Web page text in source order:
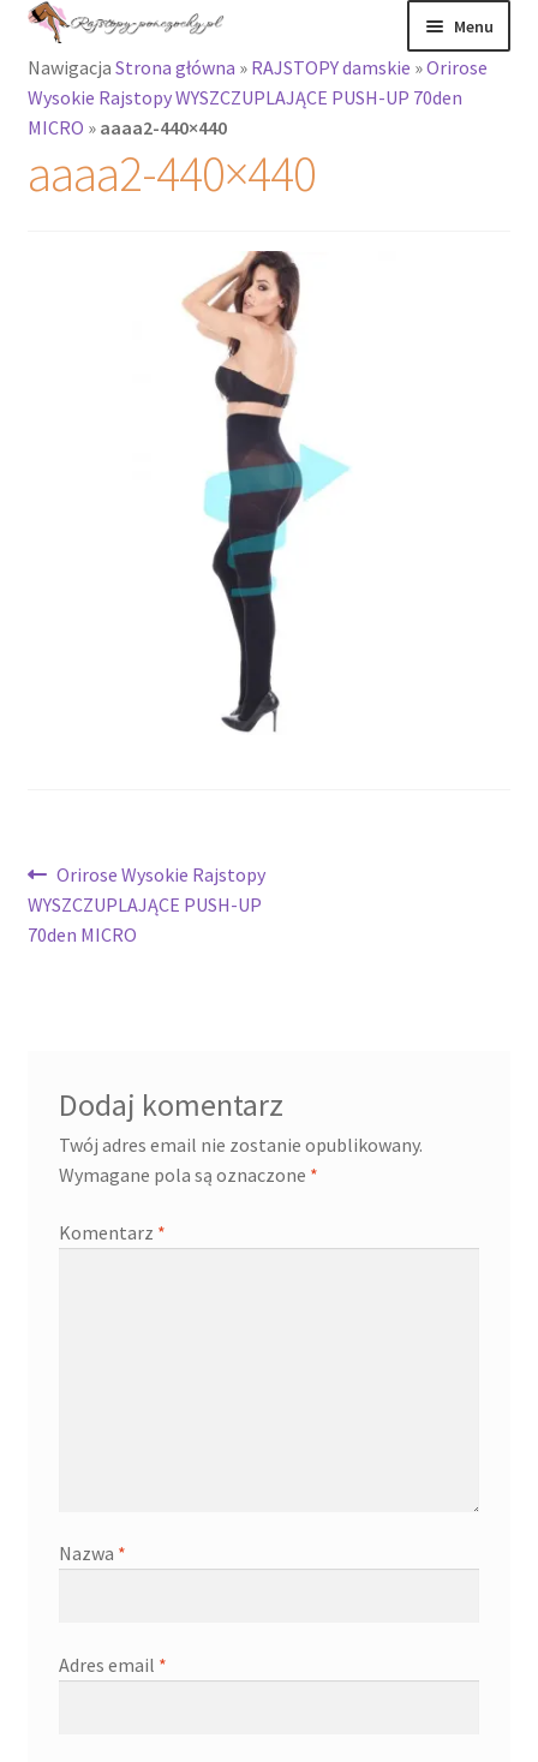
Przejdź
nawigacji
Przejdź
treści
Menu
Rajstopy
Rozwiń
menu
potomne
potomne
Nawigacja Strona główna » RAJSTOPY damskie »Orirose
Wysokie Rajstopy WYSZCZUPLAJĄCE PUSH-UP 70den
MICRO » aaaa2-440×440
aaaa2-440×440
Nawigacja
wpisu
Poprzedni
wpis:
Orirose Wysokie Rajstopy
WYSZCZUPLAJĄCE PUSH-UP
70den MICRO
Dodaj komentarz
Twój adres email nie zostanie opublikowany.
Wymagane pola są oznaczone *
Komentarz *
Nazwa *
Adres email *